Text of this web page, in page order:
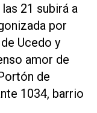
21 subirá a
por
Ucedo y
amor de
de
1034, barrio